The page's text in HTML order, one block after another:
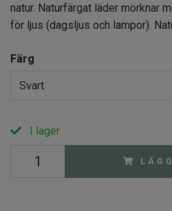
natur. Naturfärgat läder mörknar
för ljus (dagsljus och lampor).
Färg
Svart
I lager